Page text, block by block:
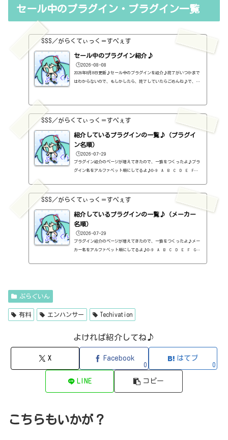
た、使い方もシンプルな感じにまとまっています。細かく設定して音
セール中のプラグイン・プラグイン一覧
SSS／がらくてぃっく＝すぺぇす
セール中のプラグイン紹介♪
🕒️2026-08-08
2026年8月8日更新♪セール中のプラグインを紹介♪終了がいつかまで
はわからないので、もしかしたら、終了していたらごめんね♪で、相
ner（Formula Audio）定価：99ドル → 49ドル（本家さま）FUSE COM
PRESSOR（MINIMAL AUDIO）定価：49ドル → 24.5ドル（本家さま）PUM
P（Thena...
SSS／がらくてぃっく＝すぺぇす
紹介しているプラグインの一覧♪（プラグイ
ン名順）
🕒️2026-07-29
プラグイン紹介のページが増えてきたので、一覧をつくったよ♪プラ
グイン名をアルファベット順にしてるよ♪0-9 A B C D E F G
料）2B DELAYED CLASSIC（2B Played Music・ディレイ・有料）2B RE
VERBED（2B Played Music・リバーブ・有料）2B Shaped Filter（2
B Played Music・フィルタープラグイン・有料）3-Band EQ（Kilohe
arts・EQ・無料）40'S VERY OWN DRUMS（NATIVE INSTRUMENTS・ドラ
ム...
SSS／がらくてぃっく＝すぺぇす
紹介しているプラグインの一覧♪（メーカー
名順）
🕒️2026-07-29
プラグイン紹介のページが増えてきたので、一覧をつくったよ♪メー
カー名をアルファベット順にしてるよ♪0-9 A B C D E F G
ップ...
ぷらぐいん
有料 エンハンサー Techivation
よければ紹介してね♪
X Facebook
0
はてブ
0
LINE コピー
こちらもいかが？